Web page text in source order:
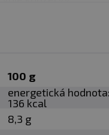
100 g
energetická
136 kcal
8,3 g